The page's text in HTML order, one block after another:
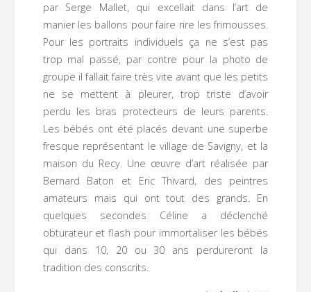
par Serge Mallet, qui excellait dans l’art de
manier les ballons pour faire rire les frimousses.
Pour les portraits individuels ça ne s’est pas
trop mal passé, par contre pour la photo de
groupe il fallait faire très vite avant que les petits
ne se mettent à pleurer, trop triste d’avoir
perdu les bras protecteurs de leurs parents.
Les bébés ont été placés devant une superbe
fresque représentant le village de Savigny, et la
maison du Recy. Une œuvre d’art réalisée par
Bernard Baton et Eric Thivard, des peintres
amateurs mais qui ont tout des grands. En
quelques secondes Céline a déclenché
obturateur et flash pour immortaliser les bébés
qui dans 10, 20 ou 30 ans perdureront la
tradition des conscrits.